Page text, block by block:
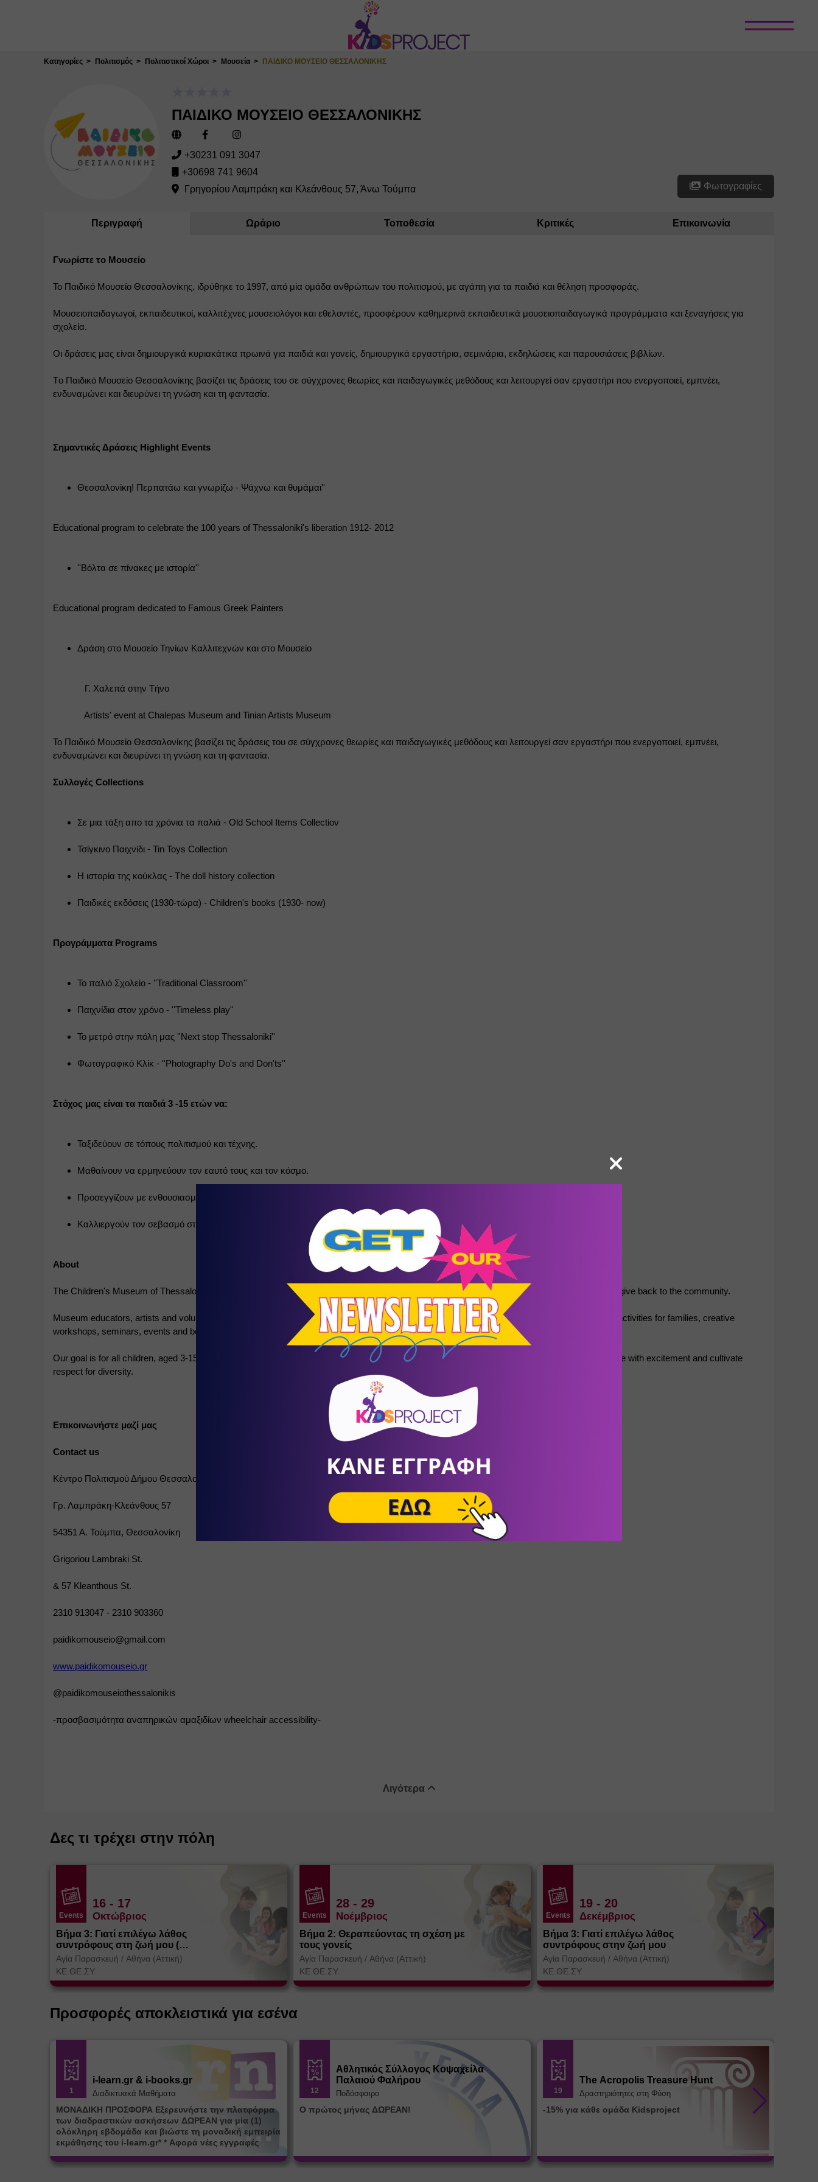
Κατηγορίες Πολιτισμός Πολιτιστικοί Χώροι Μουσεία ΠΑΙΔΙΚΟ ΜΟΥΣΕΙΟ ΘΕΣΣΑΛΟΝΙΚΗΣ
ΠΑΙΔΙΚΟ ΜΟΥΣΕΙΟ ΘΕΣΣΑΛΟΝΙΚΗΣ
+30231 091 3047
+30698 741 9604
Γρηγορίου Λαμπράκη και Κλεάνθους 57, Άνω Τούμπα
Φωτογραφίες
Περιγραφή Ωράριο Τοποθεσία Κριτικές Επικοινωνία
Γνωρίστε το Μουσείο
Το Παιδικό Μουσείο Θεσσαλονίκης, ιδρύθηκε το 1997, από μiα ομάδα ανθρώπων του πολιτισμού, με αγάπη για τα παιδιά και θέληση προσφοράς.
Μουσειοπαιδαγωγοί, εκπαιδευτικοί, καλλιτέχνες μουσειολόγοι και εθελοντές, προσφέρουν καθημερινά εκπαιδευτικά μουσειοπαιδαγωγικά προγράμματα και ξεναγήσεις για
σχολεία.
Οι δράσεις μας είναι δημιουργικά κυριακάτικα πρωινά για παιδιά και γονείς, δημιουργικά εργαστήρια, σεμινάρια, εκδηλώσεις και παρουσιάσεις βιβλίων.
Tο Παιδικό Μουσείο Θεσσαλονίκης βασίζει τις δράσεις του σε σύγχρονες θεωρίες και παιδαγωγικές μεθόδους και λειτουργεί σαν εργαστήρι που ενεργοποιεί, εμπνέει,
ενδυναμώνει και διευρύνει τη γνώση και τη φαντασία.
Σημαντικές Δράσεις Highlight Events
Θεσσαλονίκη! Περπατάω και γνωρίζω - Ψάχνω και θυμάμαι''
Educational program to celebrate the 100 years of Thessaloniki's liberation 1912- 2012
''Βόλτα σε πίνακες με ιστορία''
Educational program dedicated to Famous Greek Painters
Δράση στο Μουσείο Τηνίων Καλλιτεχνών και στο Μουσείο
Γ. Χαλεπά στην Τήνο
Artists' event at Chalepas Museum and Tinian Artists Museum
Το Παιδικό Μουσείο Θεσσαλονίκης βασίζει τις δράσεις του σε σύγχρονες θεωρίες και παιδαγωγικές μεθόδους και λειτουργεί σαν εργαστήρι που ενεργοποιεί, εμπνέει,
ενδυναμώνει και διευρύνει τη γνώση και τη φαντασία.
Συλλογές Collections
Σε μια τάξη απο τα χρόνια τα παλιά - Old School Items Collectioν
Τσίγκινο Παιχνίδι - Tin Toys Collection
Η ιστορία της κούκλας - The doll history collection
Παιδικές εκδόσεις (1930-τώρα) - Children's books (1930- now)
Προγράμματα Programs
Το παλιό Σχολείο - ''Traditional Classroom''
Παιχνίδια στον χρόνο - ''Timeless play''
Το μετρό στην πόλη μας ''Next stop Thessaloniki''
Φωτογραφικό Κλίκ - ''Photography Do's and Don'ts''
Στόχος μας είναι τα παιδιά 3 -15 ετών να:
Ταξιδεύουν σε τόπους πολιτισμού και τέχνης.
Μαθαίνουν να ερμηνεύουν τον εαυτό τους και τον κόσμο.
Προσεγγίζουν με ενθουσιασμό την πολιτιστική μας κληρονομιά.
Καλλιεργούν τον σεβασμό στη διαφορετικότητα.
About
The Children's Museum of Thessaloniki, was founded in 1997 by a group of people with passion for culture, love for children and a strong will to give back to the community.
Museum educators, artists and volunteers organise and support daily educational programs and school tours. We also create Sunday morning activities for families, creative
workshops, seminars, events and book presentation.
Our goal is for all children, aged 3-15 to explore culture and art, learn about themselves and the world around them, approach our cultural heritage with excitement and cultivate
respect for diversity.
Επικοινωνήστε μαζί μας
Contact us
Κέντρο Πολιτισμού Δήμου Θεσσαλονίκης
Γρ. Λαμπράκη-Κλεάνθους 57
54351 Α. Τούμπα, Θεσσαλονίκη
Grigoriou Lambraki St.
& 57 Kleanthous St.
2310 913047 - 2310 903360
paidikomouseio@gmail.com
www.paidikomouseio.gr
@paidikomouseiothessalonikis
-προσβασιμότητα αναπηρικών αμαξιδίων wheelchair accessibility-
Λιγότερα
Δες τι τρέχει στην πόλη
Events
16 - 17
Οκτώβριος
Βήμα 3: Γιατί επιλέγω λάθος
συντρόφους στη ζωή μου (
Θεσσαλονίκη)
Αγία Παρασκευή / Αθήνα (Αττική)
ΚΕ.ΘΕ.ΣΥ.
Events
28 - 29
Νοέμβριος
Βήμα 2: Θεραπεύοντας τη σχέση με
τους γονείς
Αγία Παρασκευή / Αθήνα (Αττική)
ΚΕ.ΘΕ.ΣΥ.
Events
19 - 20
Δεκέμβριος
Βήμα 3: Γιατί επιλέγω λάθος
συντρόφους στην ζωή μου
Αγία Παρασκευή / Αθήνα (Αττική)
ΚΕ.ΘΕ.ΣΥ.
Προσφορές αποκλειστικά για εσένα
1
i-learn.gr & i-books.gr
Διαδικτυακά Μαθήματα
ΜΟΝΑΔΙΚΗ ΠΡΟΣΦΟΡΑ Εξερευνήστε την πλατφόρμα
των διαδραστικών ασκήσεων ΔΩΡΕΑΝ για μία (1)
ολόκληρη εβδομάδα και βιώστε τη μοναδική εμπειρία
εκμάθησης του i-learn.gr* * Αφορά νέες εγγραφές
12
Αθλητικός Σύλλογος Κοψαχείλα
Παλαιού Φαλήρου
Ποδόσφαιρο
Ο πρώτος μήνας ΔΩΡΕΑΝ!
19
The Acropolis Treasure Hunt
Δραστηριότητες στη Φύση
-15% για κάθε ομάδα Kidsproject